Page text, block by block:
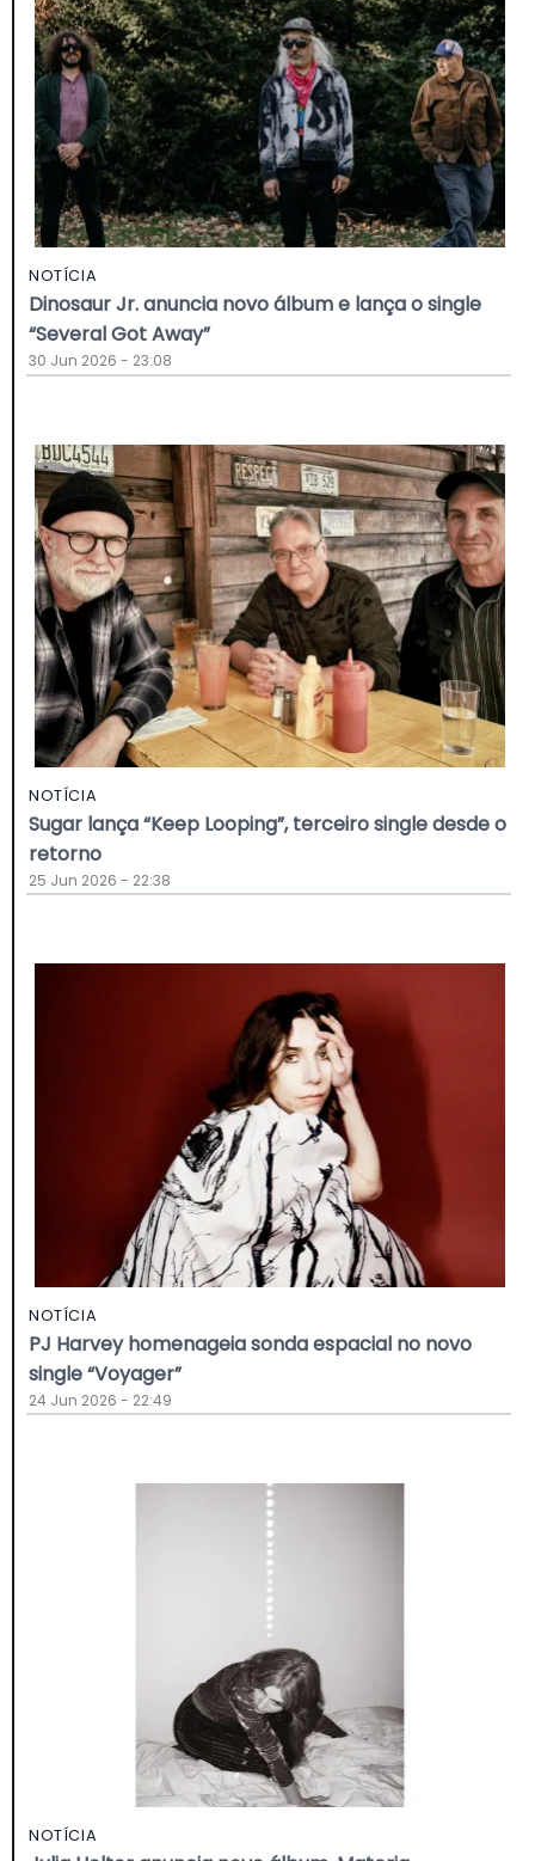
NOTÍCIA
Dinosaur Jr. anuncia novo álbum e lança o single
“Several Got Away”
30 Jun 2026 - 23:08
NOTÍCIA
Sugar lança “Keep Looping”, terceiro single desde o
retorno
25 Jun 2026 - 22:38
NOTÍCIA
PJ Harvey homenageia sonda espacial no novo
single “Voyager”
24 Jun 2026 - 22:49
NOTÍCIA